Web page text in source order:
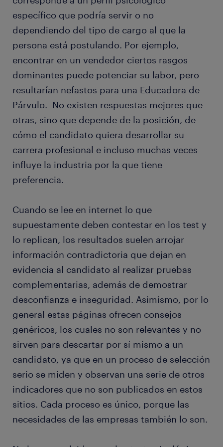
específico que podría servir o no
dependiendo del tipo de cargo al que la
persona está postulando. Por ejemplo,
encontrar en un vendedor ciertos rasgos
dominantes puede potenciar su labor, pero
resultarían nefastos para una Educadora de
Párvulo. No existen respuestas mejores que
otras, sino que depende de la posición, de
cómo el candidato quiera desarrollar su
carrera profesional e incluso muchas veces
influye la industria por la que tiene
preferencia.
Cuando se lee en internet lo que
supuestamente deben contestar en los test y
lo replican, los resultados suelen arrojar
información contradictoria que dejan en
evidencia al candidato al realizar pruebas
complementarias, además de demostrar
desconfianza e inseguridad. Asimismo, por lo
general estas páginas ofrecen consejos
genéricos, los cuales no son relevantes y no
sirven para descartar por sí mismo a un
candidato, ya que en un proceso de selección
serio se miden y observan una serie de otros
indicadores que no son publicados en estos
sitios. Cada proceso es único, porque las
necesidades de las empresas también lo son.